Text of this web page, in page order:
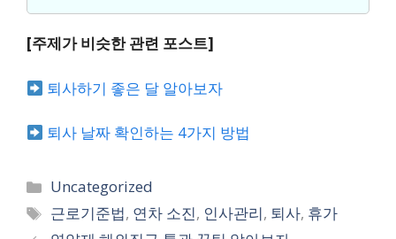
[주제가 비슷한 관련 포스트]
퇴사하기 좋은 달 알아보자
퇴사 날짜 확인하는 4가지 방법
카
테
Uncategorized
태
그
근로기준법, 연차 소진, 인사관리, 퇴사, 휴가